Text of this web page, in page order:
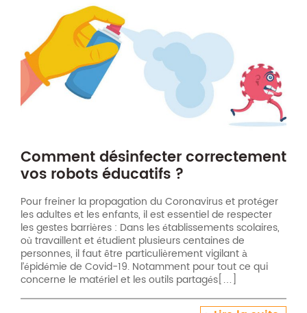
Comment désinfecter correctement
vos robots éducatifs ?
Pour freiner la propagation du Coronavirus et protéger
les adultes et les enfants, il est essentiel de respecter
les gestes barrières : Dans les établissements scolaires,
où travaillent et étudient plusieurs centaines de
personnes, il faut être particulièrement vigilant à
l’épidémie de Covid-19. Notamment pour tout ce qui
concerne le matériel et les outils partagés[…]